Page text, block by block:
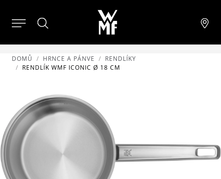
DOMŮ HRNCE A PÁNVE
RENDLÍKY
RENDLÍK WMF ICONIC Ø 18 CM